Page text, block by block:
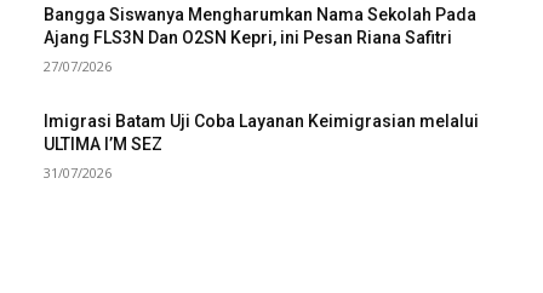
Bangga Siswanya Mengharumkan Nama Sekolah Pada
Ajang FLS3N Dan O2SN Kepri, ini Pesan Riana Safitri
27/07/2026
Imigrasi Batam Uji Coba Layanan Keimigrasian melalui
ULTIMA I’M SEZ
31/07/2026